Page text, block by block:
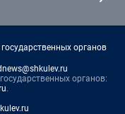
органов
органов:
.